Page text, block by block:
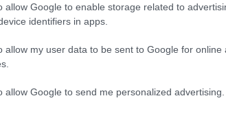
allow Google to enable storage related to
identifiers in apps.
allow my user data to be sent to Google for online
allow Google to send me personalized advertising.
επίσης ότι οι ηγέτες της Χαμάς
τον τότε αρχηγό τους Ισμαήλ
το κωδικό όνομα της Χαμάς της